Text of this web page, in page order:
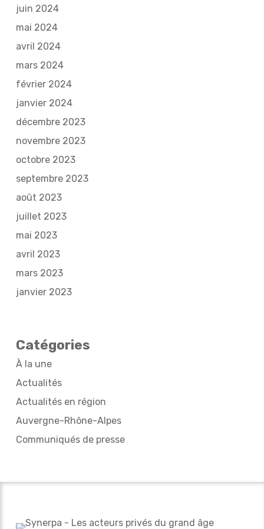
juin 2024
mai 2024
avril 2024
mars 2024
février 2024
janvier 2024
décembre 2023
novembre 2023
octobre 2023
septembre 2023
août 2023
juillet 2023
mai 2023
avril 2023
mars 2023
janvier 2023
Catégories
À la une
Actualités
Actualités en région
Auvergne-Rhône-Alpes
Communiqués de presse